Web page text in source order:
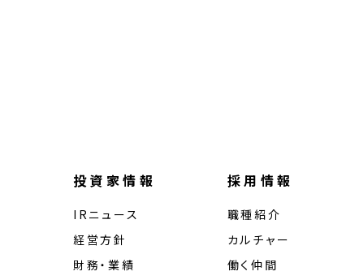
投資家情報
IRニュース
経営⽅針
財務・業績
採用情報
職種紹介
カルチャー
働く仲間